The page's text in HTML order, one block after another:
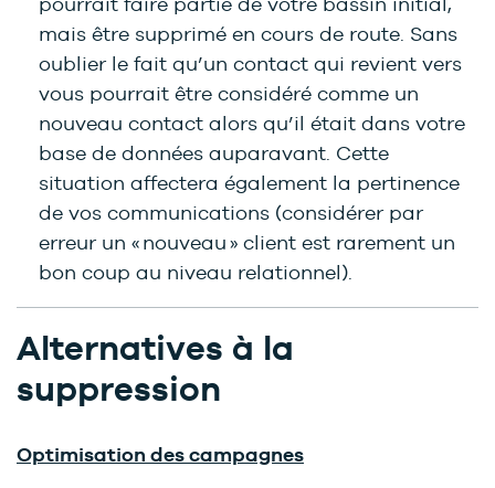
mais être supprimé en cours de route. Sans
oublier le fait qu’un contact qui revient vers
vous pourrait être considéré comme un
nouveau contact alors qu’il était dans votre
base de données auparavant. Cette
situation affectera également la pertinence
de vos communications (considérer par
erreur un « nouveau » client est rarement un
bon coup au niveau relationnel).
Alternatives à la
suppression
Optimisation des campagnes